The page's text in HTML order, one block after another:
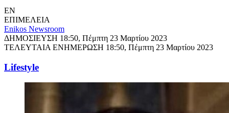
EN
ΕΠΙΜΕΛΕΙΑ
Enikos Newsroom
ΔΗΜΟΣΙΕΥΣΗ 18:50, Πέμπτη 23 Μαρτίου 2023
ΤΕΛΕΥΤΑΙΑ ΕΝΗΜΕΡΩΣΗ 18:50, Πέμπτη 23 Μαρτίου 2023
Lifestyle